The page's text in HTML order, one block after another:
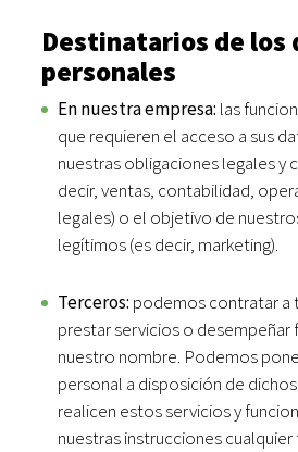
Destinatarios de los
personales
En nuestra empresa: las
que requieren el acceso a sus
nuestras obligaciones legales y
decir, ventas, contabilidad,
legales) o el objetivo de
legítimos (es decir, marketing).
Terceros: podemos contratar a
prestar servicios o desempeñar
nuestro nombre. Podemos
personal a disposición de
realicen estos servicios y
nuestras instrucciones